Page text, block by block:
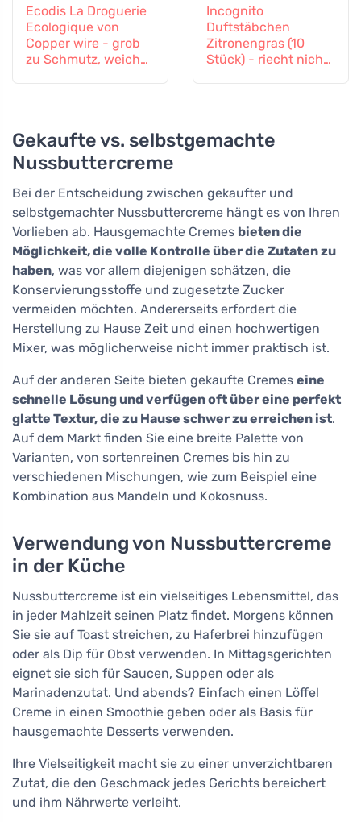
Ecodis La Droguerie
Ecologique von
Copper wire - grob
zu Schmutz, weich
Incognito
Duftstäbchen
Zitronengras (10
Stück) - riecht nicht
Gekaufte vs. selbstgemachte
Nussbuttercreme
Bei der Entscheidung zwischen gekaufter und
selbstgemachter Nussbuttercreme hängt es von Ihren
Vorlieben ab. Hausgemachte Cremes bieten die
Möglichkeit, die volle Kontrolle über die Zutaten zu
haben, was vor allem diejenigen schätzen, die
Konservierungsstoffe und zugesetzte Zucker
vermeiden möchten. Andererseits erfordert die
Herstellung zu Hause Zeit und einen hochwertigen
Mixer, was möglicherweise nicht immer praktisch ist.
Auf der anderen Seite bieten gekaufte Cremes eine
schnelle Lösung und verfügen oft über eine perfekt
glatte Textur, die zu Hause schwer zu erreichen ist.
Auf dem Markt finden Sie eine breite Palette von
Varianten, von sortenreinen Cremes bis hin zu
verschiedenen Mischungen, wie zum Beispiel eine
Kombination aus Mandeln und Kokosnuss.
Verwendung von Nussbuttercreme
in der Küche
Nussbuttercreme ist ein vielseitiges Lebensmittel, das
in jeder Mahlzeit seinen Platz findet. Morgens können
Sie sie auf Toast streichen, zu Haferbrei hinzufügen
oder als Dip für Obst verwenden. In Mittagsgerichten
eignet sie sich für Saucen, Suppen oder als
Marinadenzutat. Und abends? Einfach einen Löffel
Creme in einen Smoothie geben oder als Basis für
hausgemachte Desserts verwenden.
Ihre Vielseitigkeit macht sie zu einer unverzichtbaren
Zutat, die den Geschmack jedes Gerichts bereichert
und ihm Nährwerte verleiht.